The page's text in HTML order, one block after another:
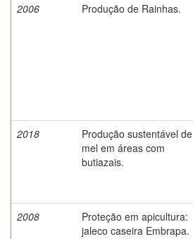
2006 Produção de Rainhas.
2018
Produção sustentável de
mel em áreas com
butiazais.
2008
Proteção em apicultura:
jaleco caseira Embrapa.